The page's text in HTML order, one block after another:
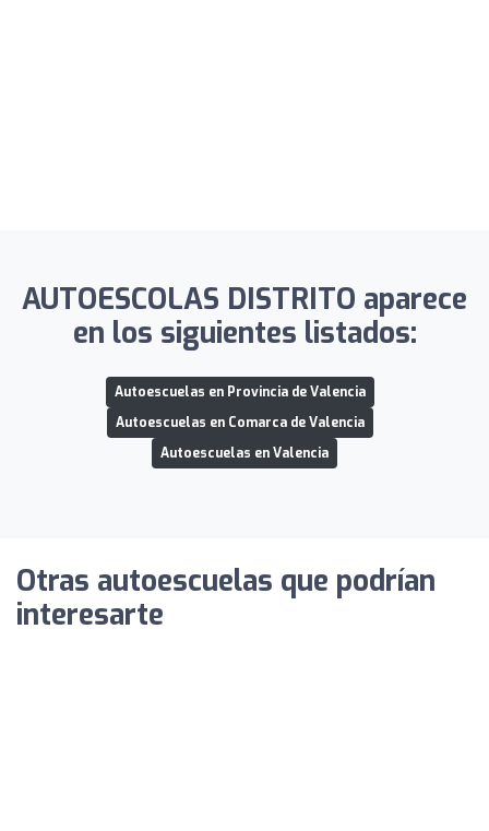
AUTOESCOLAS DISTRITO aparece
en los siguientes listados:
Autoescuelas en Provincia de Valencia
Autoescuelas en Comarca de Valencia
Autoescuelas en Valencia
Otras autoescuelas que podrían
interesarte